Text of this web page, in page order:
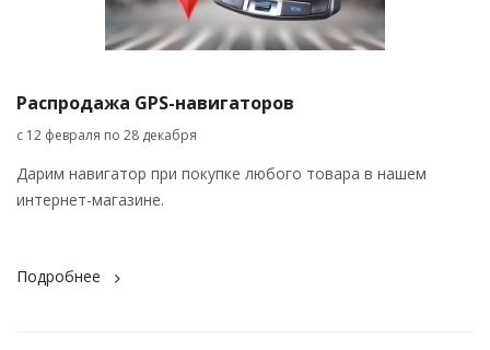
Распродажа GPS-навигаторов
с 12 февраля по 28 декабря
Дарим навигатор при покупке любого товара в нашем
интернет-магазине.
Подробнее